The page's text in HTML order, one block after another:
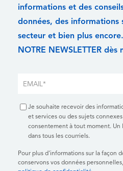
informations et des
données, des informations
secteur et bien plus
NOTRE NEWSLETTER dès
Je souhaite recevoir des
et services ou des sujets
consentement à tout moment.
dans tous les courriels.
Pour plus d'informations sur la façon
conservons vos données